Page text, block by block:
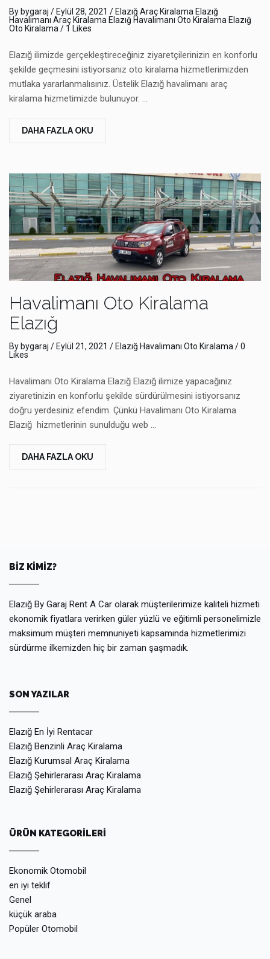
By bygaraj / Eylül 28, 2021 / Elazığ Araç Kiralama Elazığ
Havalimanı Araç Kiralama Elazığ Havalimanı Oto Kiralama Elazığ
Oto Kiralama/ 1 Likes
Elazığ ilimizde gerçekleştireceğiniz ziyaretçilerinizin en konforlu
şekilde geçmesini istiyorsanız oto kiralama hizmetlerimizden
mutlaka yararlanmalısınız. Üstelik Elazığ havalimanı araç
kiralama hizmetimizde bulunuyor. …
DAHA FAZLA OKU
Havalimanı Oto Kiralama
Elazığ
By bygaraj / Eylül 21, 2021 / Elazığ Havalimanı Oto Kiralama / 0
Likes
Havalimanı Oto Kiralama Elazığ Elazığ ilimize yapacağınız
ziyaretinizin en konforlu şekilde sürdürülmesini istiyorsanız
doğru yerdesiniz efendim. Çünkü Havalimanı Oto Kiralama
Elazığ hizmetlerinin sunulduğu web …
DAHA FAZLA OKU
BIZ KIMIZ?
Elazığ By Garaj Rent A Car olarak müşterilerimize kaliteli hizmeti
ekonomik fiyatlara verirken güler yüzlü ve eğitimli personelimizle
maksimum müşteri memnuniyeti kapsamında hizmetlerimizi
sürdürme ilkemizden hiç bir zaman şaşmadık.
SON YAZILAR
Elazığ En İyi Rentacar
Elazığ Benzinli Araç Kiralama
Elazığ Kurumsal Araç Kiralama
Elazığ Şehirlerarası Araç Kiralama
Elazığ Şehirlerarası Araç Kiralama
ÜRÜN KATEGORILERI
Ekonomik Otomobil
en iyi teklif
Genel
küçük araba
Popüler Otomobil